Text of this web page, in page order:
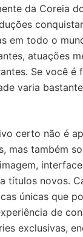
da Coreia
em todo o
atuações
Se você é
varia
certo não é
mas também
títulos novos.
únicas que
de
exclusivas,